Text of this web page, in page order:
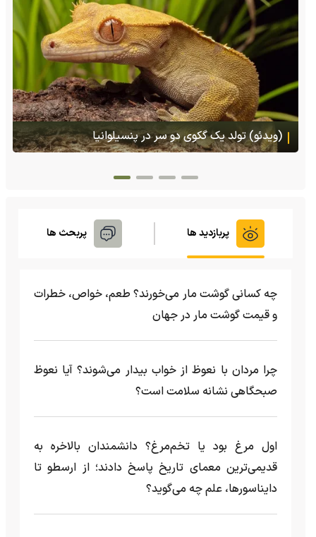
(ویدئو) تصاویر شگفت‌انگیز از مارمولک گلو بادبزنی که
هنگام خطر یک مایع چسبناک از بدنش پرتاب می‌کند
پربازدید ها پربحث ها
چه کسانی گوشت مار می‌خورند؟ طعم، خواص، خطرات
و قیمت گوشت مار در جهان
چرا مردان با نعوظ از خواب بیدار می‌شوند؟ آیا نعوظ
صبحگاهی نشانه سلامت است؟
اول مرغ بود یا تخم‌مرغ؟ دانشمندان بالاخره به
قدیمی‌ترین معمای تاریخ پاسخ دادند؛ از ارسطو تا
دایناسورها، علم چه می‌گوید؟